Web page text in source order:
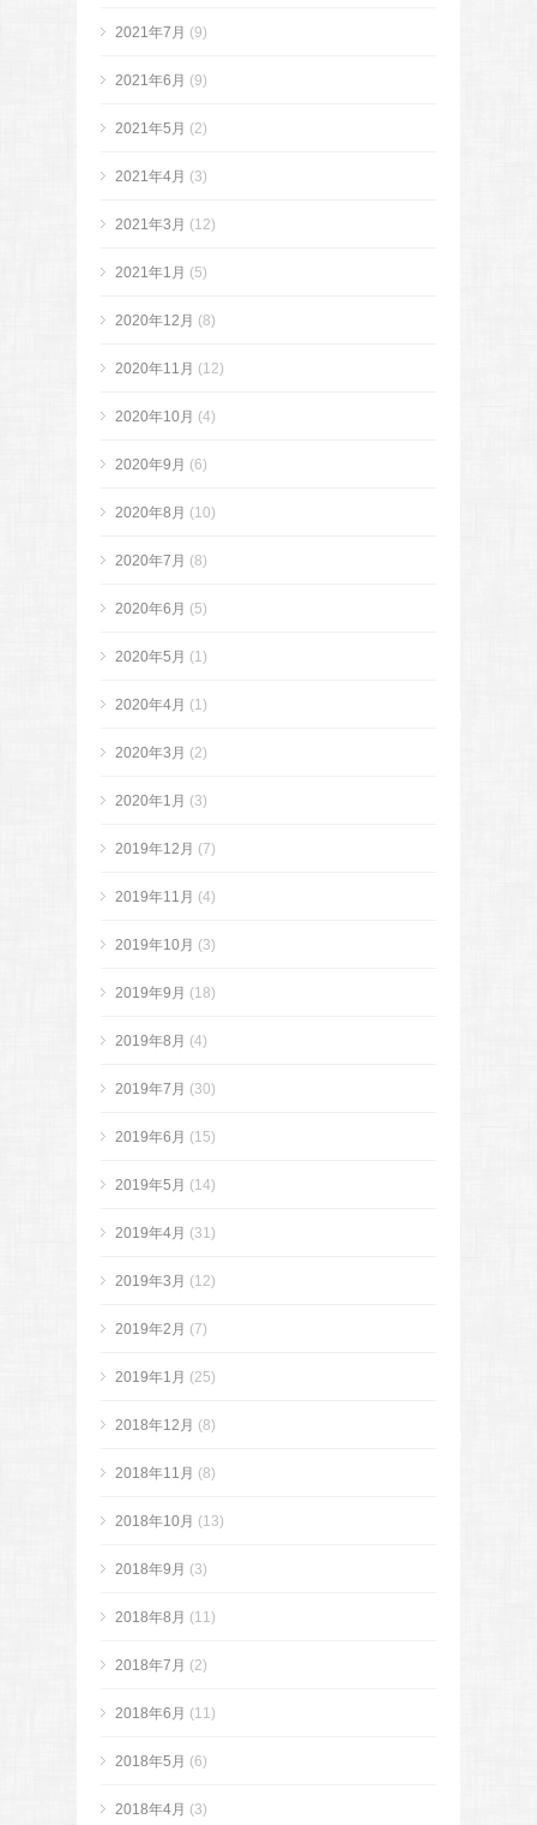
2021年7月 (9)
2021年6月 (9)
2021年5月 (2)
2021年4月 (3)
2021年3月 (12)
2021年1月 (5)
2020年12月 (8)
2020年11月 (12)
2020年10月 (4)
2020年9月 (6)
2020年8月 (10)
2020年7月 (8)
2020年6月 (5)
2020年5月 (1)
2020年4月 (1)
2020年3月 (2)
2020年1月 (3)
2019年12月 (7)
2019年11月 (4)
2019年10月 (3)
2019年9月 (18)
2019年8月 (4)
2019年7月 (30)
2019年6月 (15)
2019年5月 (14)
2019年4月 (31)
2019年3月 (12)
2019年2月 (7)
2019年1月 (25)
2018年12月 (8)
2018年11月 (8)
2018年10月 (13)
2018年9月 (3)
2018年8月 (11)
2018年7月 (2)
2018年6月 (11)
2018年5月 (6)
2018年4月 (3)